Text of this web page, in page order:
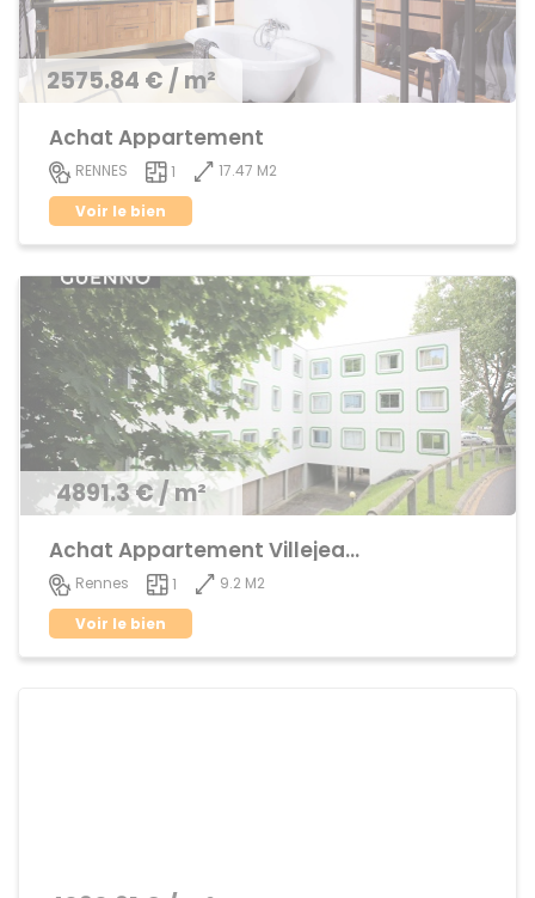
2575.84 € / m²
Achat Appartement
RENNES 1
17.47 M2
Voir le bien
4891.3 € / m²
Achat Appartement Villejean / Kennedy
Rennes 1
9.2 M2
Voir le bien